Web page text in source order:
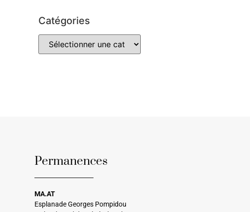
Catégories
Permanences
MA.AT
Esplanade Georges Pompidou